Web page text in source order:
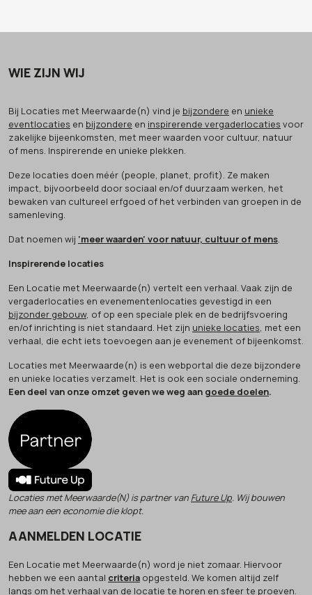
WIE ZIJN WIJ
Bij Locaties met Meerwaarde(n) vind je bijzondere en unieke
eventlocaties en bijzondere en inspirerende vergaderlocaties voor
zakelijke bijeenkomsten, met meer waarden voor cultuur, natuur
of mens. Inspirerende en unieke plekken.
Deze locaties doen méér (people, planet, profit). Ze maken
impact, bijvoorbeeld door sociaal en/of duurzaam werken, het
bewaken van cultureel erfgoed of het verbinden van groepen in de
samenleving.
Dat noemen wij 'meer waarden' voor natuur, cultuur of mens.
Inspirerende locaties
Een Locatie met Meerwaarde(n) vertelt een verhaal. Vaak zijn de
vergaderlocaties en evenementenlocaties gevestigd in een
bijzonder gebouw, of op een speciale plek en de bedrijfsvoering
en/of inrichting is niet standaard. Het zijn unieke locaties, met een
verhaal, die echt iets toevoegen aan je evenement of bijeenkomst.
Locaties met Meerwaarde(n) is een webportal die deze bijzondere
en unieke locaties verzamelt. Het is ook een sociale onderneming.
Een deel van onze omzet geven we weg aan goede doelen.
Locaties met Meerwaarde(N) is partner van Future Up. Wij bouwen
mee aan een economie die klopt.
AANMELDEN LOCATIE
Een Locatie met Meerwaarde(n) word je niet zomaar. Hiervoor
hebben we een aantal criteria opgesteld. We komen altijd zelf
langs om het verhaal van de locatie te horen en sfeer te proeven.